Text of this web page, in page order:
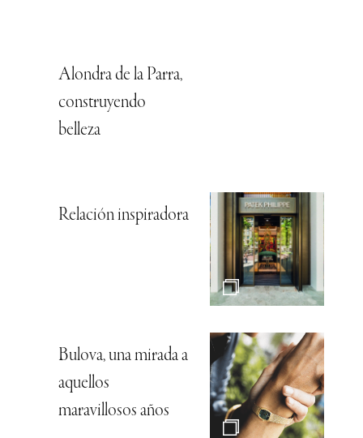
Alondra de la Parra,
construyendo
belleza
Relación inspiradora
Bulova, una mirada a
aquellos
maravillosos años